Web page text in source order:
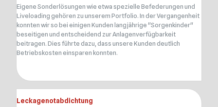
Eigene Sonderlösungen wie etwa spezielle Befederungen und
Liveloading gehören zu unserem Portfolio. In der Vergangenheit
konnten wir so bei einigen Kunden langjährige "Sorgenkinder"
beseitigen und entscheidend zur Anlagenverfügbarkeit
beitragen. Dies führte dazu, dass unsere Kunden deutlich
Betriebskosten einsparen konnten.
Leckagenotabdichtung